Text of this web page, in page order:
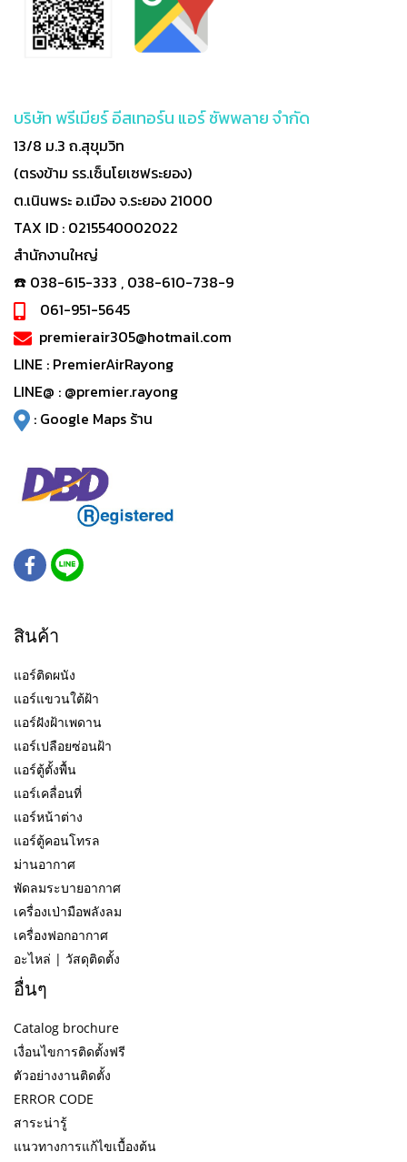
บริษัท พรีเมียร์ อีสเทอร์น แอร์ ซัพพลาย จำกัด
13/8 ม.3 ถ.สุขุมวิท
(ตรงข้าม รร.เซ็นโยเซฟระยอง)
ต.เนินพระ อ.เมือง จ.ระยอง 21000
TAX ID : 0215540002022
สำนักงานใหญ่
☎️ 038-615-333 , 038-610-738-9
061-951-5645
premierair305@hotmail.com
LINE : PremierAirRayong
LINE@ : @premier.rayong
: Google Maps ร้าน
สินค้า
แอร์ติดผนัง
แอร์แขวนใต้ฝ้า
แอร์ฝังฝ้าเพดาน
แอร์เปลือยซ่อนฝ้า
แอร์ตู้ตั้งพื้น
แอร์เคลื่อนที่
แอร์หน้าต่าง
แอร์ตู้คอนโทรล
ม่านอากาศ
พัดลมระบายอากาศ
เครื่องเป่ามือพลังลม
เครื่องฟอกอากาศ
อะไหล่ | วัสดุติดตั้ง
อื่นๆ
Catalog brochure
เงื่อนไขการติดตั้งฟรี
ตัวอย่างงานติดตั้ง
ERROR CODE
สาระน่ารู้
แนวทางการแก้ไขเบื้องต้น